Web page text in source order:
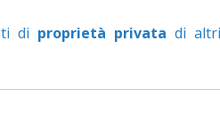
di proprietà privata di